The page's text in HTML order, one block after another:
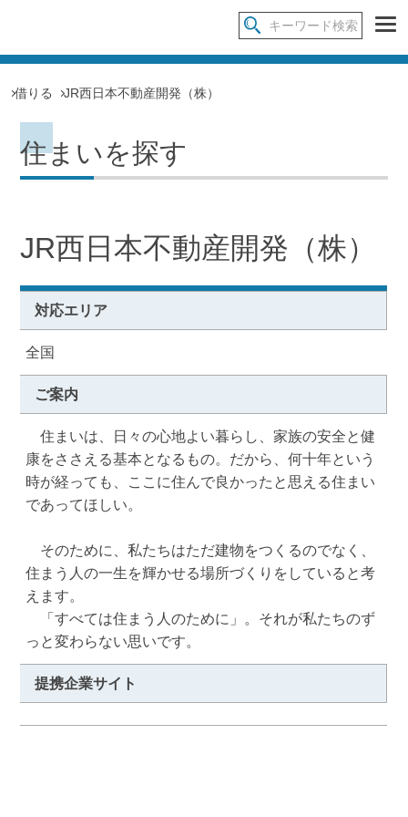
借りる JR西日本不動産開発（株）
住まいを探す
JR西日本不動産開発（株）
対応エリア
全国
ご案内
住まいは、日々の心地よい暮らし、家族の安全と健
康をささえる基本となるもの。だから、何十年という
時が経っても、ここに住んで良かったと思える住まい
であってほしい。
そのために、私たちはただ建物をつくるのでなく、
住まう人の一生を輝かせる場所づくりをしていると考
えます。
「すべては住まう人のために」。それが私たちのず
っと変わらない思いです。
提携企業サイト